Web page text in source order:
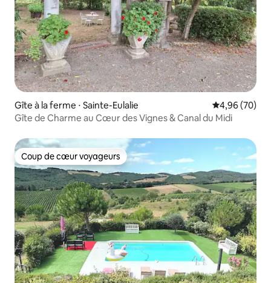
Gîte à la ferme ⋅ Sainte-Eulalie Évaluation
4,96 (70)
Gîte de Charme au Cœur des Vignes & Canal du Midi
Coup de cœur voyageurs
Coup de cœur voyageurs